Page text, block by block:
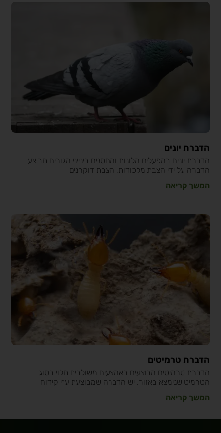
הדברת יונים
הדברת יונים במפעלים מלונות ומחסנים בינייני מגורים תבוצע
הדברה על ידי הצבת מלכודות, הצבת דוקרנים
המשך קריאה
הדברת טרמיטים
הדברת טרמיטים מבוצעים באמצעים משולבים תלוי בסוג
הטרמיט שנימצא באזור. יש הדברה שמבוצעת ע״י קידוח
המשך קריאה